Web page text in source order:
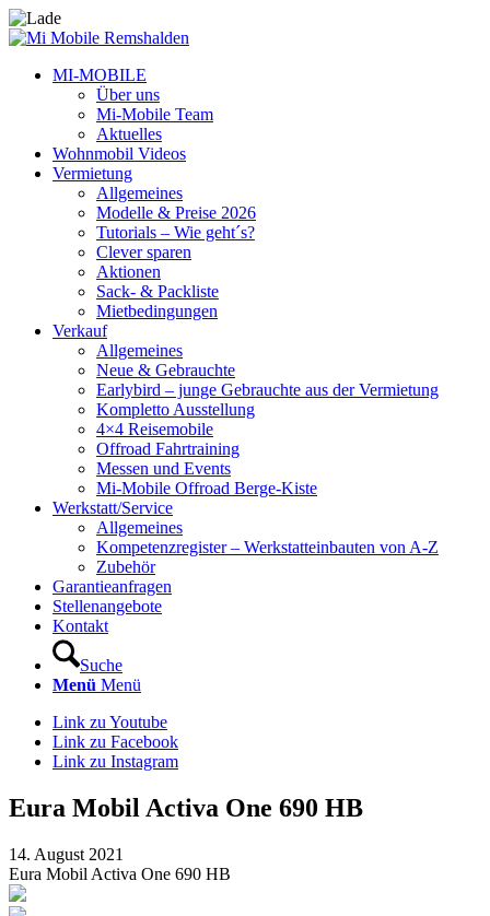
MI-MOBILE
Über uns
Mi-Mobile Team
Aktuelles
Wohnmobil Videos
Vermietung
Allgemeines
Modelle & Preise 2026
Tutorials – Wie geht´s?
Clever sparen
Aktionen
Sack- & Packliste
Mietbedingungen
Verkauf
Allgemeines
Neue & Gebrauchte
Earlybird – junge Gebrauchte aus der Vermietung
Kompletto Ausstellung
4×4 Reisemobile
Offroad Fahrtraining
Messen und Events
Mi-Mobile Offroad Berge-Kiste
Werkstatt/Service
Allgemeines
Kompetenzregister – Werkstatteinbauten von A-Z
Zubehör
Garantieanfragen
Stellenangebote
Kontakt
Suche
Menü Menü
Link zu Youtube
Link zu Facebook
Link zu Instagram
Eura Mobil Activa One 690 HB
14. August 2021
Eura Mobil Activa One 690 HB